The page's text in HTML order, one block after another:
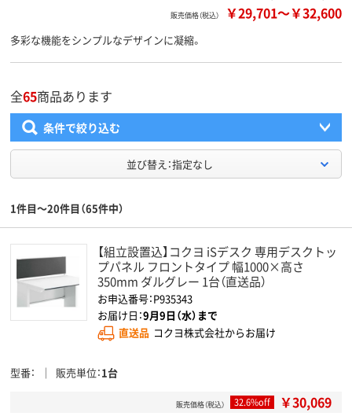
販売価格（税込） ￥29,701～￥32,600
多彩な機能をシンプルなデザインに凝縮。
全65商品あります
条件で絞り込む
並び替え：指定なし
1件目～20件目（65件中）
【組立設置込】コクヨ iSデスク 専用デスクトッ
プパネル フロントタイプ 幅1000×高さ
350mm ダルグレー 1台（直送品）
お申込番号：P935343
お届け日：9月9日（水）まで
直送品 コクヨ株式会社からお届け
型番 販売単位 1台
販売価格（税込） 32.6%off ￥30,069